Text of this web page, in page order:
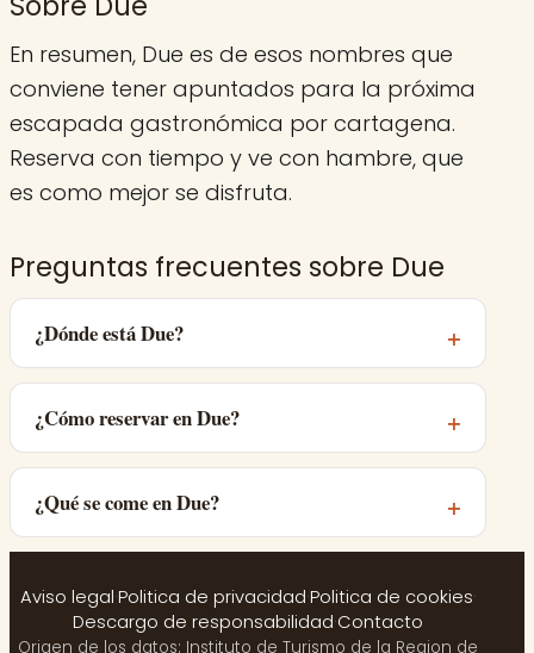
En resumen, Due es de esos nombres que
conviene tener apuntados para la próxima
escapada gastronómica por cartagena.
Reserva con tiempo y ve con hambre, que
es como mejor se disfruta.
Preguntas frecuentes sobre Due
¿Dónde está Due?
¿Cómo reservar en Due?
¿Qué se come en Due?
Aviso legal·Politica de privacidad·Politica de cookies·
Descargo de responsabilidad·Contacto
Origen de los datos: Instituto de Turismo de la Region de